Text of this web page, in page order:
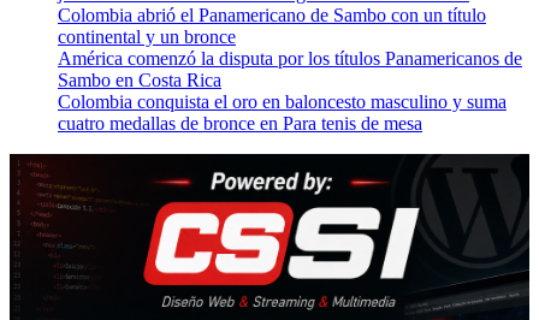
Colombia abrió el Panamericano de Sambo con un título
continental y un bronce
América comenzó la disputa por los títulos Panamericanos de
Sambo en Costa Rica
Colombia conquista el oro en baloncesto masculino y suma
cuatro medallas de bronce en Para tenis de mesa